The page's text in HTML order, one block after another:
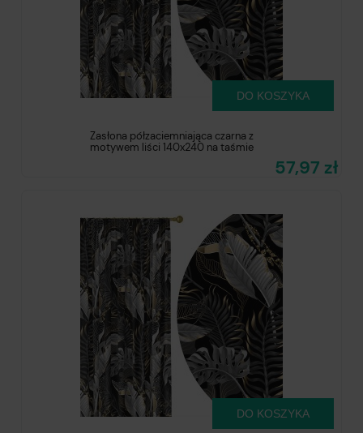
Zasłona półzaciemniająca czarna z
motywem liści 140x240 na taśmie
57,97 zł
DO KOSZYKA
DO KOSZYKA